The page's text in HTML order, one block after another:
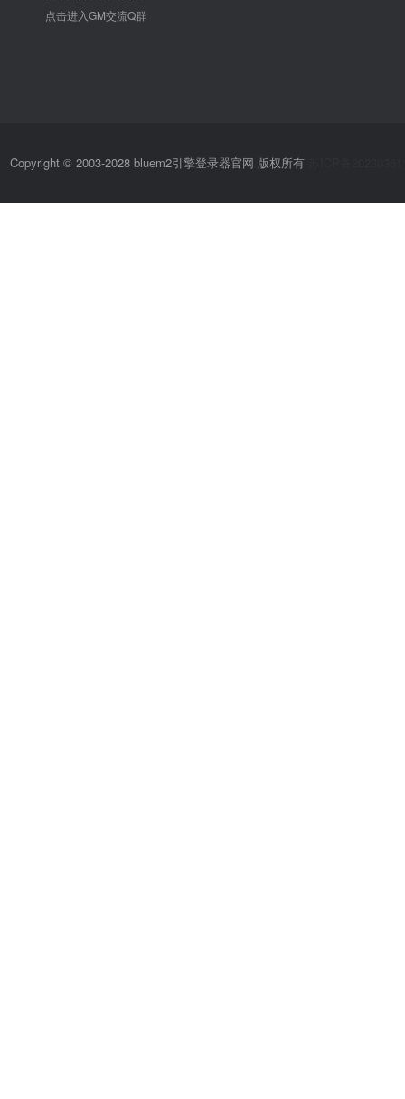
点击进入GM交流Q群
Copyright © 2003-2028 bluem2引擎登录器官网 版权所有